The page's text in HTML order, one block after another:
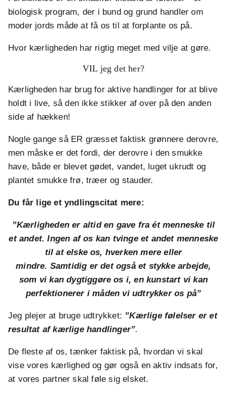
biologisk program, der i bund og grund handler om
moder jords måde at få os til at forplante os på.
Hvor kærligheden har rigtig meget med vilje at gøre.
VIL jeg det her?
Kærligheden har brug for aktive handlinger for at blive
holdt i live, så den ikke stikker af over på den anden
side af hækken!
Nogle gange så ER græsset faktisk grønnere derovre,
men måske er det fordi, der derovre i den smukke
have, både er blevet gødet, vandet, luget ukrudt og
plantet smukke frø, træer og stauder.
Du får lige et yndlingscitat mere:
”Kærligheden er altid en gave fra ét menneske til
et andet.Ingen af os kan tvinge et andet menneske
til at elske os, hverken mere eller
mindre. Samtidig er det også et stykke arbejde,
som vi kan dygtiggøre os i, en kunstart vi kan
perfektionerer i måden vi udtrykker os på”
Jeg plejer at bruge udtrykket: ”Kærlige følelser er et
resultat af kærlige handlinger”.
De fleste af os, tænker faktisk på, hvordan vi skal
vise vores kærlighed og gør også en aktiv indsats for,
at vores partner skal føle sig elsket.